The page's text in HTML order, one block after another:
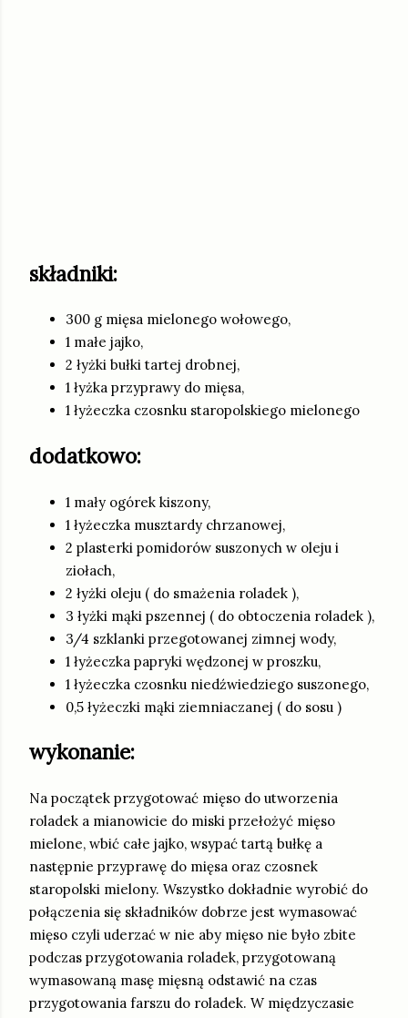
składniki:
300 g mięsa mielonego wołowego,
1 małe jajko,
2 łyżki bułki tartej drobnej,
1 łyżka przyprawy do mięsa,
1 łyżeczka czosnku staropolskiego mielonego
dodatkowo:
1 mały ogórek kiszony,
1 łyżeczka musztardy chrzanowej,
2 plasterki pomidorów suszonych w oleju i
ziołach,
2 łyżki oleju ( do smażenia roladek ),
3 łyżki mąki pszennej ( do obtoczenia roladek ),
3/4 szklanki przegotowanej zimnej wody,
1 łyżeczka papryki wędzonej w proszku,
1 łyżeczka czosnku niedźwiedziego suszonego,
0,5 łyżeczki mąki ziemniaczanej ( do sosu )
wykonanie:
Na początek przygotować mięso do utworzenia
roladek a mianowicie do miski przełożyć mięso
mielone, wbić całe jajko, wsypać tartą bułkę a
następnie przyprawę do mięsa oraz czosnek
staropolski mielony. Wszystko dokładnie wyrobić do
połączenia się składników dobrze jest wymasować
mięso czyli uderzać w nie aby mięso nie było zbite
podczas przygotowania roladek, przygotowaną
wymasowaną masę mięsną odstawić na czas
przygotowania farszu do roladek. W międzyczasie